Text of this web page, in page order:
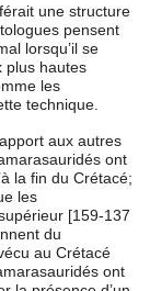
une structure
pensent
lorsqu’il se
plus hautes
les
technique.
aux autres
ont
la fin du Crétacé;
les
[159-137
du
au Crétacé
ont